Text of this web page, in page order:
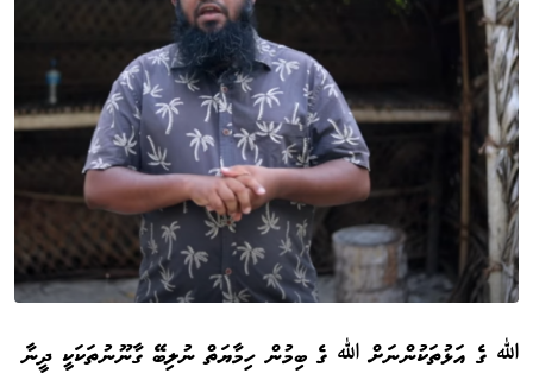
ﷲ ގެ އަޅުތަކުންނަށް ﷲ ގެ ބިމުން ހިމާޔަތް ނުލިބޭ ގާނޫނުތަކަކީ ދީނާ